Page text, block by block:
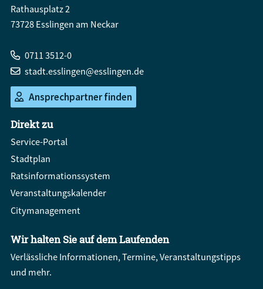
Rathausplatz 2
73728 Esslingen am Neckar
0711 3512-0
stadt.esslingen@esslingen.de
Ansprechpartner finden
Direkt zu
Service-Portal
Stadtplan
Ratsinformationssystem
Veranstaltungskalender
Citymanagement
Wir halten Sie auf dem Laufenden
Verlässliche Informationen, Termine, Veranstaltungstipps
und mehr.